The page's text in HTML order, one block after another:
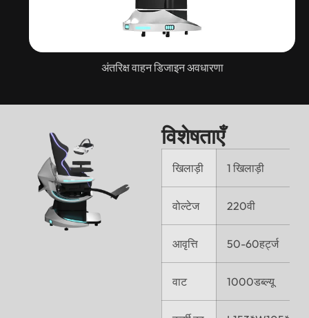
अंतरिक्ष वाहन डिजाइन अवधारणा
विशेषताएँ
खिलाड़ी 1 खिलाड़ी
वोल्टेज 220वी
आवृत्ति 50-60हर्ट्ज
वाट 1000डब्ल्यू